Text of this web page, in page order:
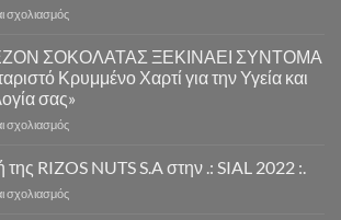
σχολιασμόςστο
παραγγελιών
Παρασκευής
και
Σαββάτου(διαβάστε
λεπτομέρειες»)
ΣΟΚΟΛΑΤΑΣ ΞΕΚΙΝΑΕΙ ΣΥΝΤΟΜΑ
Κρυμμένο Χαρτί για την Υγεία και
σας»
σχολιασμόςστο
ΝΕΑ
ΣΕΖΟΝ
ΣΟΚΟΛΑΤΑΣ
της RIZOS NUTS S.A στην .: SIAL 2022 :.
σχολιασμόςστο